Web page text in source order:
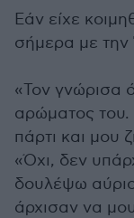
Εάν είχε
σήμερα με την
«Τον γνώρισα
αρώματος του.
πάρτι και μου
«Όχι, δεν
δουλέψω
άρχισαν να